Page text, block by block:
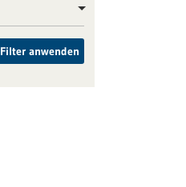
Filter anwenden